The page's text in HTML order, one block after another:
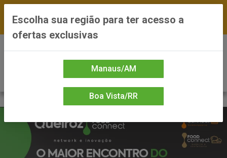
*Preços exclusivos do site — Entrega em até 24h
Escolha sua região para ter acesso a
ofertas exclusivas
Manaus/AM
Boa Vista/RR